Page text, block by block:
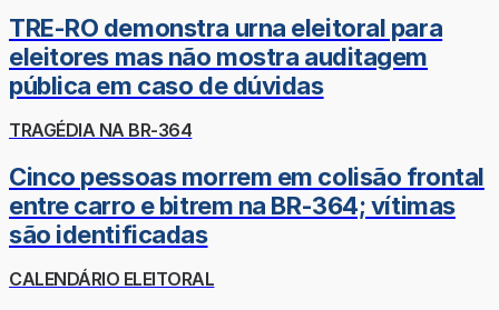
TRE-RO demonstra urna eleitoral para
eleitores mas não mostra auditagem
pública em caso de dúvidas
TRAGÉDIA NA BR-364
Cinco pessoas morrem em colisão frontal
entre carro e bitrem na BR-364; vítimas
são identificadas
CALENDÁRIO ELEITORAL